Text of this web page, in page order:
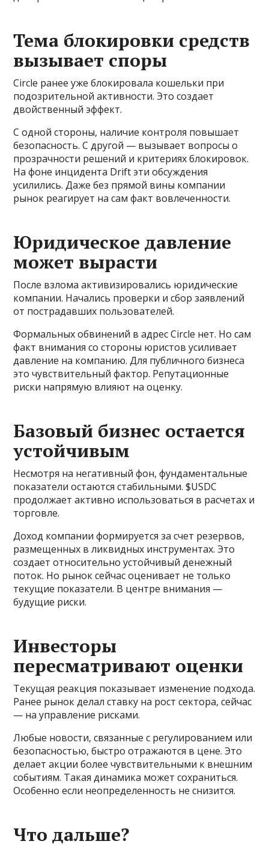
Тема блокировки средств
вызывает споры
Circle ранее уже блокировала кошельки при
подозрительной активности. Это создает
двойственный эффект.
С одной стороны, наличие контроля повышает
безопасность. С другой — вызывает вопросы о
прозрачности решений и критериях блокировок.
На фоне инцидента Drift эти обсуждения
усилились. Даже без прямой вины компании
рынок реагирует на сам факт вовлеченности.
Юридическое давление
может вырасти
После взлома активизировались юридические
компании. Начались проверки и сбор заявлений
от пострадавших пользователей.
Формальных обвинений в адрес Circle нет. Но сам
факт внимания со стороны юристов усиливает
давление на компанию. Для публичного бизнеса
это чувствительный фактор. Репутационные
риски напрямую влияют на оценку.
Базовый бизнес остается
устойчивым
Несмотря на негативный фон, фундаментальные
показатели остаются стабильными. $USDC
продолжает активно использоваться в расчетах и
торговле.
Доход компании формируется за счет резервов,
размещенных в ликвидных инструментах. Это
создает относительно устойчивый денежный
поток. Но рынок сейчас оценивает не только
текущие показатели. В центре внимания —
будущие риски.
Инвесторы
пересматривают оценки
Текущая реакция показывает изменение подхода.
Ранее рынок делал ставку на рост сектора, сейчас
— на управление рисками.
Любые новости, связанные с регулированием или
безопасностью, быстро отражаются в цене. Это
делает акции более чувствительными к внешним
событиям. Такая динамика может сохраниться.
Особенно если неопределенность не снизится.
Что дальше?